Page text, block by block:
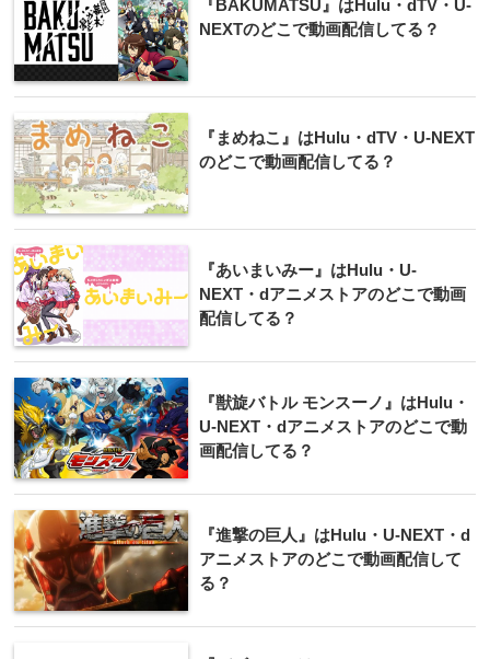
『BAKUMATSU』はHulu・dTV・U-
NEXTのどこで動画配信してる？
『まめねこ』はHulu・dTV・U-NEXT
のどこで動画配信してる？
『あいまいみー』はHulu・U-
NEXT・dアニメストアのどこで動画
配信してる？
『獣旋バトル モンスーノ』はHulu・
U-NEXT・dアニメストアのどこで動
画配信してる？
『進撃の巨人』はHulu・U-NEXT・d
アニメストアのどこで動画配信して
る？